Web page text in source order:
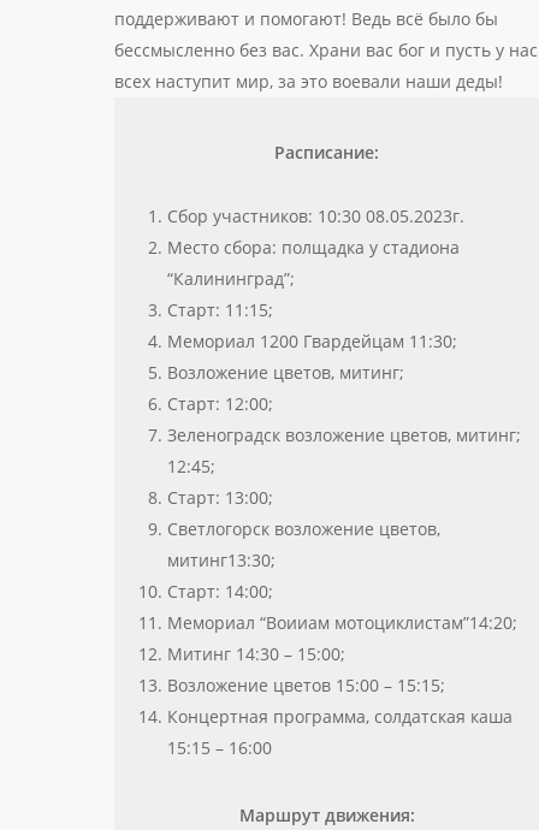
поддерживают и помогают! Ведь всё было бы
бессмысленно без вас. Храни вас бог и пусть у нас
всех наступит мир, за это воевали наши деды!
Расписание:
Сбор участников: 10:30 08.05.2023г.
Место сбора: полщадка у стадиона
“Калининград”;
Старт: 11:15;
Мемориал 1200 Гвардейцам 11:30;
Возложение цветов, митинг;
Старт: 12:00;
Зеленоградск возложение цветов, митинг;
12:45;
Старт: 13:00;
Светлогорск возложение цветов,
митинг13:30;
Старт: 14:00;
Мемориал “Воииам мотоциклистам”14:20;
Митинг 14:30 – 15:00;
Возложение цветов 15:00 – 15:15;
Концертная программа, солдатская каша
15:15 – 16:00
Маршрут движения: